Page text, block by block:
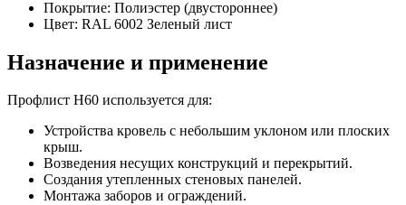
Покрытие: Полиэстер (двустороннее)
Цвет: RAL 6002 Зеленый лист
Назначение и применение
Профлист Н60 используется для:
Устройства кровель с небольшим уклоном или плоских
крыш.
Возведения несущих конструкций и перекрытий.
Создания утепленных стеновых панелей.
Монтажа заборов и ограждений.